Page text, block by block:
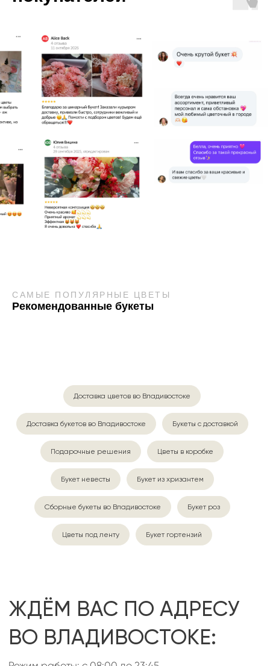
САМЫЕ ПОПУЛЯРНЫЕ ЦВЕТЫ
Рекомендованные букеты
Доставка цветов во Владивостоке
Доставка букетов во Владивостоке Букеты с доставкой
Подарочные решения Цветы в коробке
Букет невесты Букет из хризантем
Сборные букеты во Владивостоке Букет роз
Цветы под ленту Букет гортензий